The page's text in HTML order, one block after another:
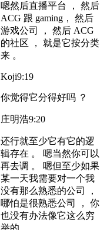
嗯然后直播平台 ， 然后
ACG 跟 gaming， 然后
游戏公司 ， 然后 ACG
的社区 ， 就是它按分类
来 。
Koji9:19
你觉得它分得好吗 ？
庄明浩9:20
还行就至少它有它的逻
辑存在 。 嗯当然你可以
再去调 。 嗯但至少如果
某一天我需要对一个我
没有那么熟悉的公司 ，
哪怕是很熟悉公司 ， 你
也没有办法像它这么穷